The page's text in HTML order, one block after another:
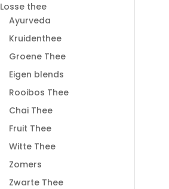
Losse thee
Ayurveda
Kruidenthee
Groene Thee
Eigen blends
Rooibos Thee
Chai Thee
Fruit Thee
Witte Thee
Zomers
Zwarte Thee